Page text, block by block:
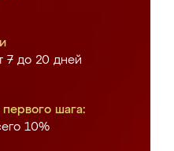
7 до 20 дней
шага:
10%